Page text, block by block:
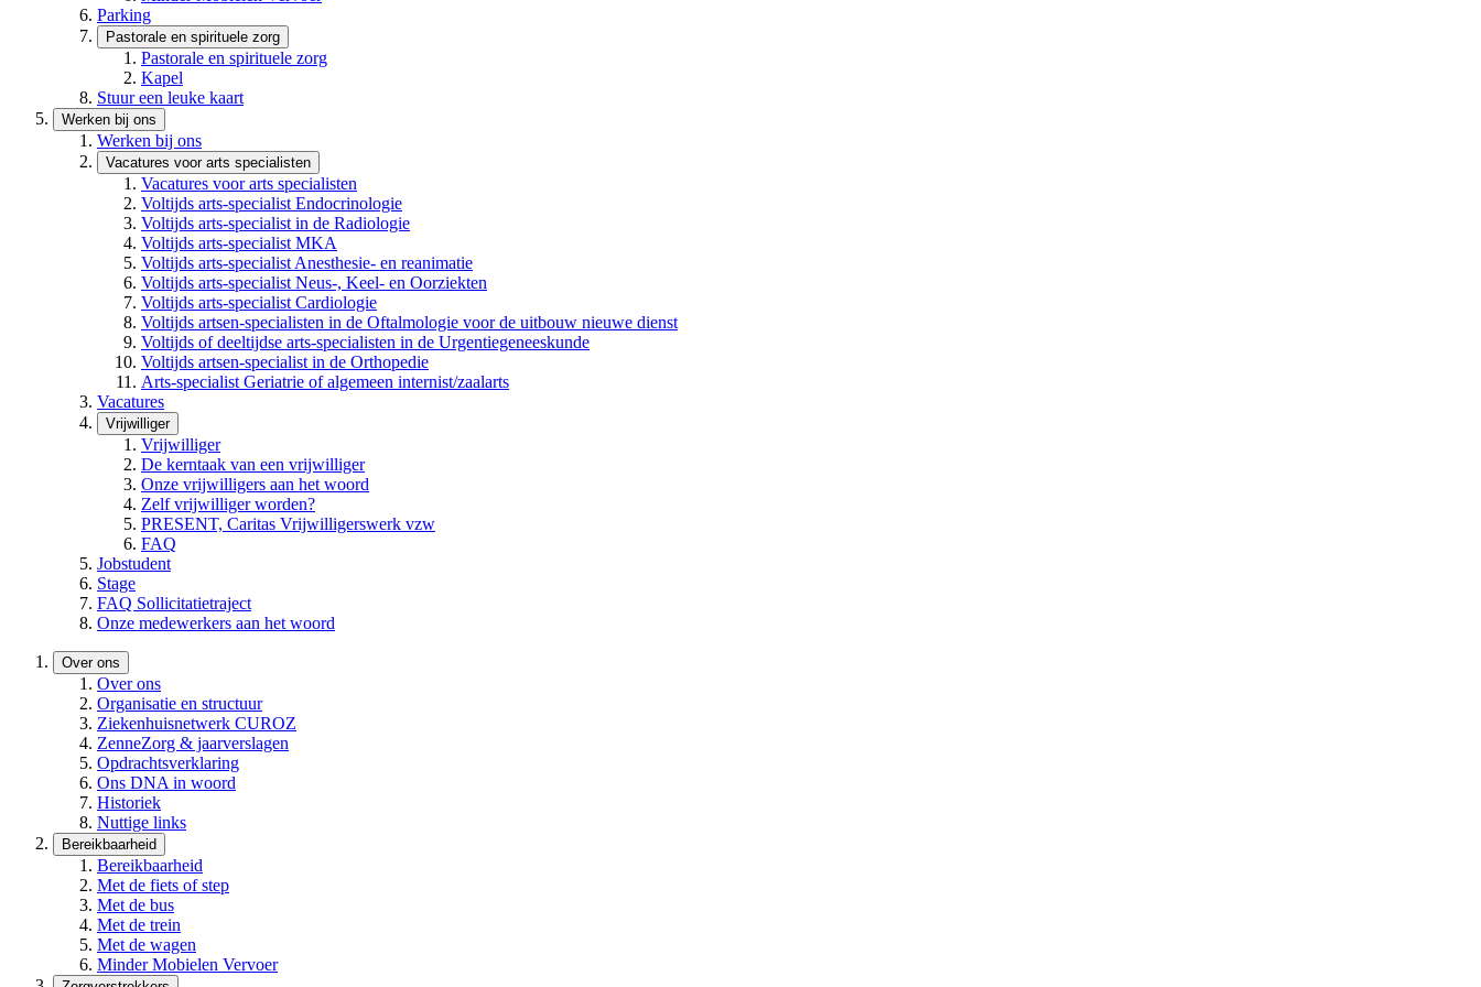
Parking
Pastorale en spirituele zorg
Pastorale en spirituele zorg
Kapel
Stuur een leuke kaart
Werken bij ons
Werken bij ons
Vacatures voor arts specialisten
Vacatures voor arts specialisten
Voltijds arts-specialist Endocrinologie
Voltijds arts-specialist in de Radiologie
Voltijds arts-specialist MKA
Voltijds arts-specialist Anesthesie- en reanimatie
Voltijds arts-specialist Neus-, Keel- en Oorziekten
Voltijds arts-specialist Cardiologie
Voltijds artsen-specialisten in de Oftalmologie voor de uitbouw nieuwe dienst
Voltijds of deeltijdse arts-specialisten in de Urgentiegeneeskunde
Voltijds artsen-specialist in de Orthopedie
Arts-specialist Geriatrie of algemeen internist/zaalarts
Vacatures
Vrijwilliger
Vrijwilliger
De kerntaak van een vrijwilliger
Onze vrijwilligers aan het woord
Zelf vrijwilliger worden?
PRESENT, Caritas Vrijwilligerswerk vzw
FAQ
Jobstudent
Stage
FAQ Sollicitatietraject
Onze medewerkers aan het woord
Over ons
Over ons
Organisatie en structuur
Ziekenhuisnetwerk CUROZ
ZenneZorg & jaarverslagen
Opdrachtsverklaring
Ons DNA in woord
Historiek
Nuttige links
Bereikbaarheid
Bereikbaarheid
Met de fiets of step
Met de bus
Met de trein
Met de wagen
Minder Mobielen Vervoer